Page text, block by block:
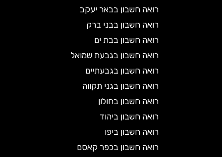
רואה חשבון בבאר יעקב
רואה חשבון בבני ברק
רואה חשבון בבת ים
רואה חשבון בגבעת שמואל
רואה חשבון בגבעתיים
רואה חשבון בגני תקווה
רואה חשבון בחולון
רואה חשבון ביהוד
רואה חשבון ביפו
רואה חשבון בכפר קאסם